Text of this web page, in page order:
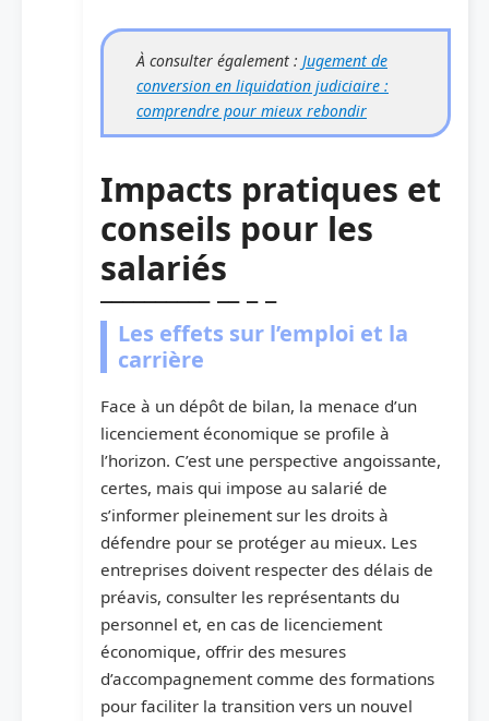
À consulter également : Jugement de
conversion en liquidation judiciaire :
comprendre pour mieux rebondir
Impacts pratiques et
conseils pour les
salariés
Les effets sur l’emploi et la
carrière
Face à un dépôt de bilan, la menace d’un
licenciement économique se profile à
l’horizon. C’est une perspective angoissante,
certes, mais qui impose au salarié de
s’informer pleinement sur les droits à
défendre pour se protéger au mieux. Les
entreprises doivent respecter des délais de
préavis, consulter les représentants du
personnel et, en cas de licenciement
économique, offrir des mesures
d’accompagnement comme des formations
pour faciliter la transition vers un nouvel